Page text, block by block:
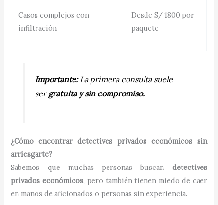
Casos complejos con
infiltración
Desde S/ 1800 por
paquete
Importante:La primera consulta suele
sergratuita y sin compromiso.
¿Cómo encontrar detectives privados económicos sin
arriesgarte?
Sabemos que muchas personas buscan detectives
privados económicos, pero también tienen miedo de caer
en manos de aficionados o personas sin experiencia.